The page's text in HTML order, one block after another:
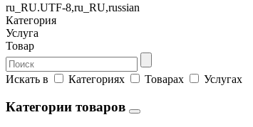
ru_RU.UTF-8,ru_RU,russian
Категория
Услуга
Товар
Искать в Категориях Товарах Услугах
Категории товаров